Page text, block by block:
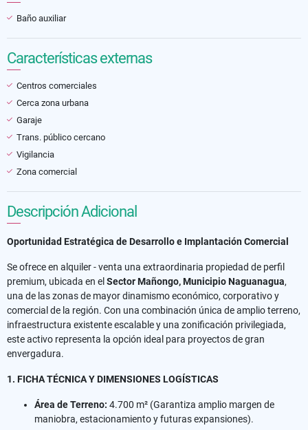
Baño auxiliar
Características externas
Centros comerciales
Cerca zona urbana
Garaje
Trans. público cercano
Vigilancia
Zona comercial
Descripción Adicional
Oportunidad Estratégica de Desarrollo e Implantación Comercial
Se ofrece en alquiler - venta una extraordinaria propiedad de perfil
premium, ubicada en el Sector Mañongo, Municipio Naguanagua,
una de las zonas de mayor dinamismo económico, corporativo y
comercial de la región. Con una combinación única de amplio terreno,
infraestructura existente escalable y una zonificación privilegiada,
este activo representa la opción ideal para proyectos de gran
envergadura.
1. FICHA TÉCNICA Y DIMENSIONES LOGÍSTICAS
Área de Terreno: 4.700 m² (Garantiza amplio margen de
maniobra, estacionamiento y futuras expansiones).